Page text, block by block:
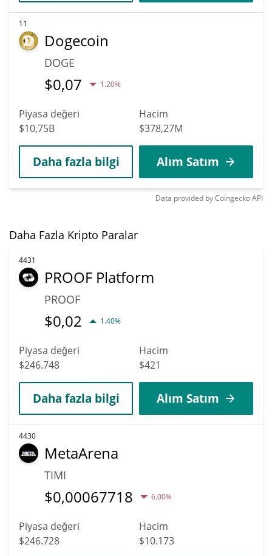
11
Dogecoin
DOGE
$0,07 1.20%
Piyasa değeri
$10,75B
Hacim
$378,27M
Daha fazla bilgi Alım Satım
Data provided byCoingeckoAPI
Daha Fazla Kripto Paralar
4431
PROOF Platform
PROOF
$0,02 1.40%
Piyasa değeri
$246.748
Hacim
$421
Daha fazla bilgi Alım Satım
4430
MetaArena
TIMI
$0,00067718 6.00%
Piyasa değeri
$246.728
Hacim
$10.173